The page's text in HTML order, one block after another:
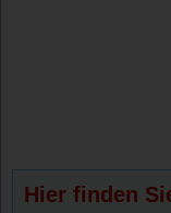
Hier finden